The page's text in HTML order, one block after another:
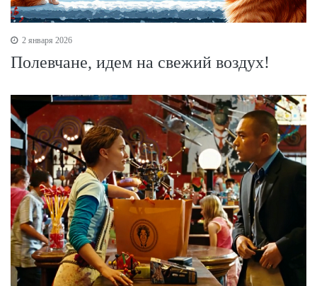
2 января 2026
Полевчане, идем на свежий воздух!